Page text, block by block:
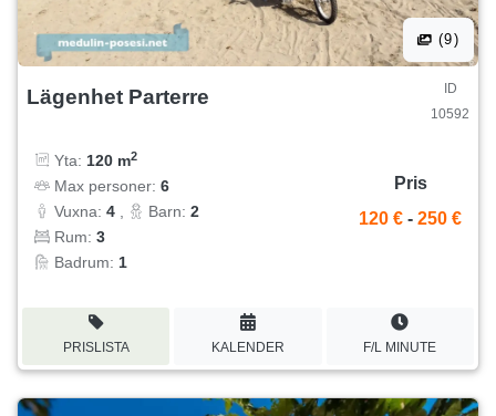
(9)
Lägenhet Parterre
ID
10592
Yta: 120 m2
Max personer: 6
Vuxna: 4 Barn: 2
Rum: 3
Badrum: 1
Pris
120 € - 250 €
PRISLISTA KALENDER F/L MINUTE